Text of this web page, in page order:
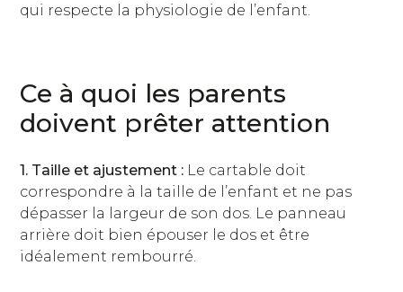
qui respecte la physiologie de l’enfant.
Ce à quoi les parents
doivent prêter attention
1. Taille et ajustement : Le cartable doit
correspondre à la taille de l’enfant et ne pas
dépasser la largeur de son dos. Le panneau
arrière doit bien épouser le dos et être
idéalement rembourré.